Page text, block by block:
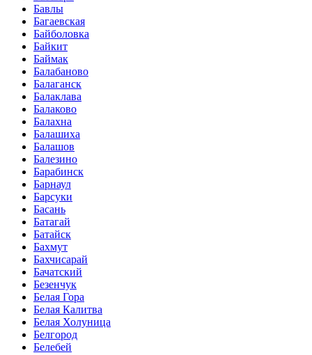
Бавлы
Багаевская
Байболовка
Байкит
Баймак
Балабаново
Балаганск
Балаклава
Балаково
Балахна
Балашиха
Балашов
Балезино
Барабинск
Барнаул
Барсуки
Басань
Батагай
Батайск
Бахмут
Бахчисарай
Бачатский
Безенчук
Белая Гора
Белая Калитва
Белая Холуница
Белгород
Белебей